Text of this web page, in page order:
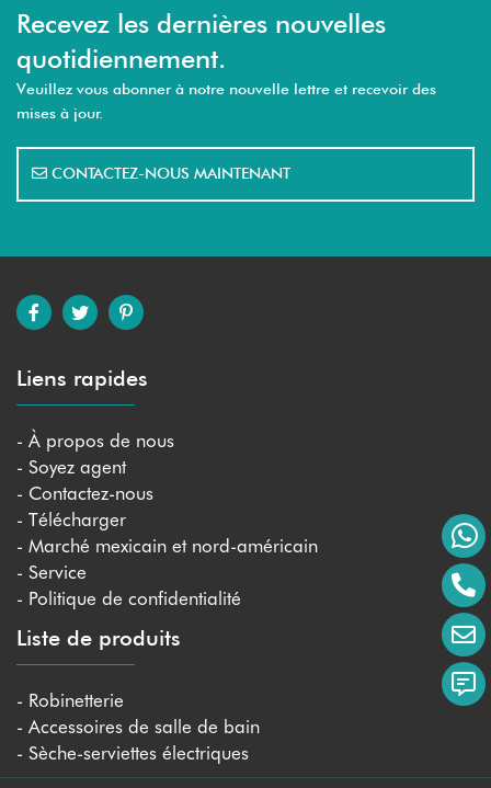
Recevez les dernières nouvelles
quotidiennement.
Veuillez vous abonner à notre nouvelle lettre et recevoir des
mises à jour.
CONTACTEZ-NOUS MAINTENANT
Liens rapides
- À propos de nous
- Soyez agent
- Contactez-nous
- Télécharger
- Marché mexicain et nord-américain
- Service
- Politique de confidentialité
Liste de produits
- Robinetterie
- Accessoires de salle de bain
- Sèche-serviettes électriques